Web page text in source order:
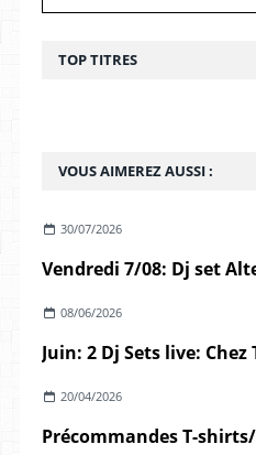
VOUS AIMEREZ AUSSI :
30/07/2026
08/06/2026
20/04/2026
TOP TITRES